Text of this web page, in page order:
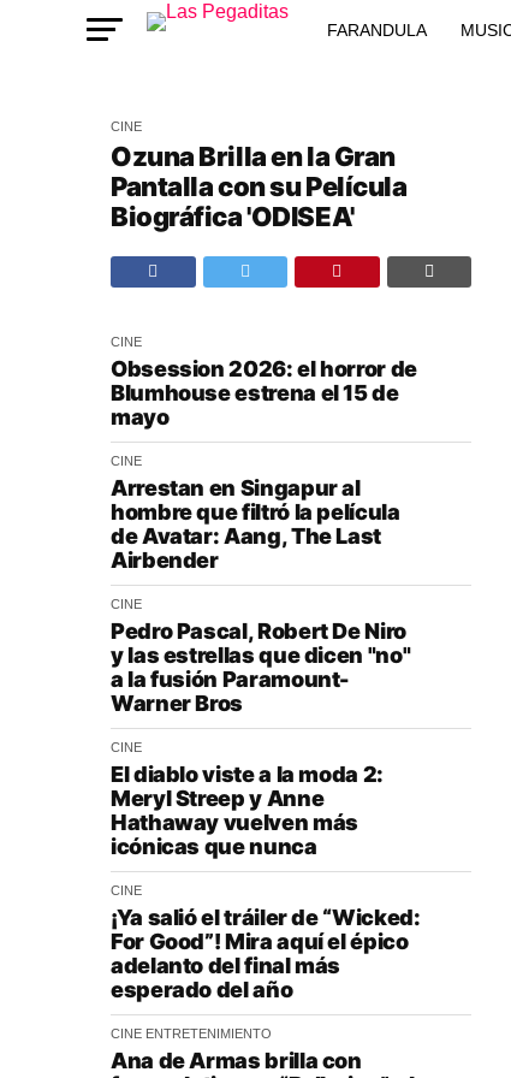
FARANDULA
CINE
Ozuna Brilla en la Gran
Pantalla con su Película
Biográfica 'ODISEA'
CINE
Obsession 2026: el horror de
Blumhouse estrena el 15 de
mayo
CINE
Arrestan en Singapur al
hombre que filtró la película
de Avatar: Aang, The Last
Airbender
CINE
Pedro Pascal, Robert De Niro
y las estrellas que dicen "no"
a la fusión Paramount-
Warner Bros
CINE
El diablo viste a la moda 2:
Meryl Streep y Anne
Hathaway vuelven más
icónicas que nunca
CINE
¡Ya salió el tráiler de “Wicked:
For Good”! Mira aquí el épico
adelanto del final más
esperado del año
CINE ENTRETENIMIENTO
Ana de Armas brilla con